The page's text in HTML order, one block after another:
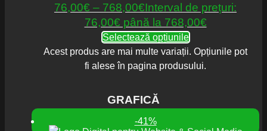
76,00€ – 768,00€Interval de prețuri:
76,00€ până la 768,00€
Selectează opțiunile
Acest produs are mai multe variații. Opțiunile pot
fi alese în pagina produsului.
GRAFICĂ
-41%